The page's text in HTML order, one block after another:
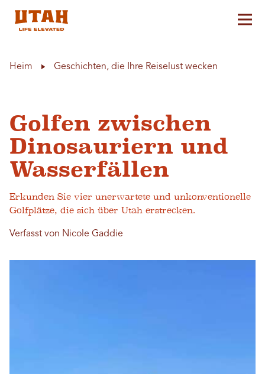
Heim Geschichten, die Ihre Reiselust wecken
Golfen zwischen
Dinosauriern und
Wasserfällen
Erkunden Sie vier unerwartete und unkonventionelle
Golfplätze, die sich über Utah erstrecken.
Verfasst von Nicole Gaddie